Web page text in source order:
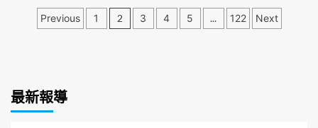
樂
大
揮
棒」
大
成
到
雙
線
間
雲
朗
共
2026
高
文
頁
Previous 1 2 3 4 5 ... 122 Next
最新報導